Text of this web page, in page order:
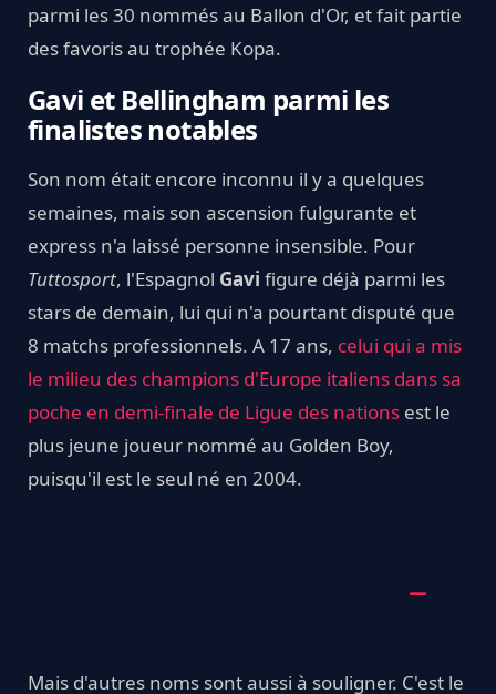
parmi les 30 nommés au Ballon d'Or, et fait partie
des favoris au trophée Kopa.
Gavi et Bellingham parmi les
finalistes notables
Son nom était encore inconnu il y a quelques
semaines, mais son ascension fulgurante et
express n'a laissé personne insensible. Pour
Tuttosport, l'Espagnol Gavi figure déjà parmi les
stars de demain, lui qui n'a pourtant disputé que
8 matchs professionnels. A 17 ans, celui qui a mis
le milieu des champions d'Europe italiens dans sa
poche en demi-finale de Ligue des nations est le
plus jeune joueur nommé au Golden Boy,
puisqu'il est le seul né en 2004.
Mais d'autres noms sont aussi à souligner. C'est le